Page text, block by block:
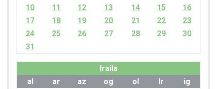
10
11 12 13 14 15
16
17
18 19 20 21 22
23
24
25 26 27 28 29
30
31
Iraila
al
ar az og ol lr
ig